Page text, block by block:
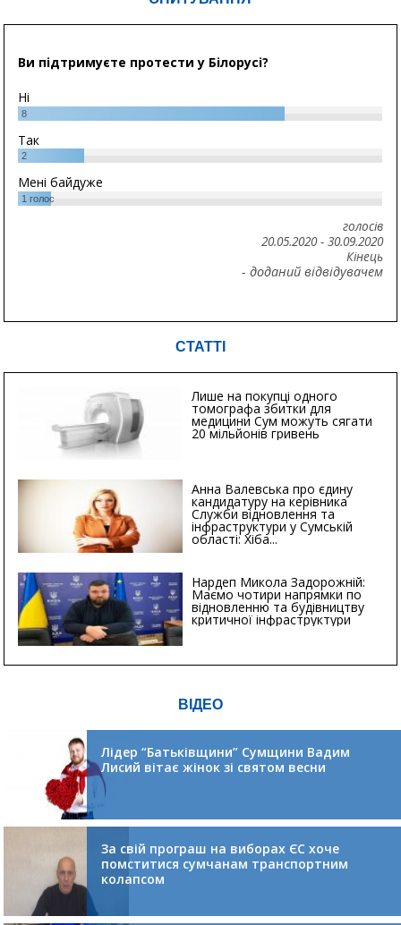
Ви підтримуєте протести у Білорусі?
Ні
8
Так
2
Мені байдуже
1 голос
голосів
20.05.2020- 30.09.2020
Кінець
- доданий відвідувачем
СТАТТІ
Лише на покупці одного
томографа збитки для
медицини Сум можуть сягати
20 мільйонів гривень
Анна Валевська про єдину
кандидатуру на керівника
Служби відновлення та
інфраструктури у Сумській
області: Хіба...
Нардеп Микола Задорожній:
Маємо чотири напрямки по
відновленню та будівництву
критичної інфраструктури
ВІДЕО
Лідер “Батьківщини” Сумщини Вадим
Лисий вітає жінок зі святом весни
За свій програш на виборах ЄС хоче
помститися сумчанам транспортним
колапсом